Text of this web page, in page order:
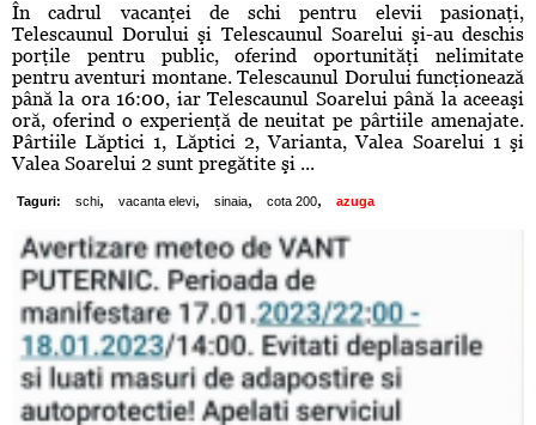
În cadrul vacanţei de schi pentru elevii pasionaţi,
Telescaunul Dorului şi Telescaunul Soarelui şi-au deschis
porţile pentru public, oferind oportunităţi nelimitate
pentru aventuri montane. Telescaunul Dorului funcţionează
până la ora 16:00, iar Telescaunul Soarelui până la aceeaşi
oră, oferind o experienţă de neuitat pe pârtiile amenajate.
Pârtiile Lăptici 1, Lăptici 2, Varianta, Valea Soarelui 1 şi
Valea Soarelui 2 sunt pregătite şi ...
Taguri: schi, vacanta elevi, sinaia, cota 200, azuga